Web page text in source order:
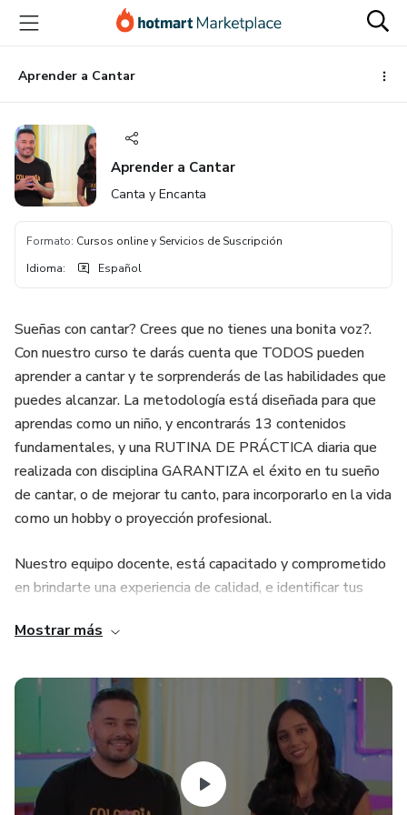
principal
página
de
página
Aprender a Cantar
Aprender a Cantar
Canta y Encanta
Formato: Cursos online y Servicios de Suscripción
Idioma: Español
Sueñas con cantar? Crees que no tienes una bonita voz?.
Con nuestro curso te darás cuenta que TODOS pueden
aprender a cantar y te sorprenderás de las habilidades que
puedes alcanzar. La metodología está diseñada para que
aprendas como un niño, y encontrarás 13 contenidos
fundamentales, y una RUTINA DE PRÁCTICA diaria que
realizada con disciplina GARANTIZA el éxito en tu sueño
de cantar, o de mejorar tu canto, para incorporarlo en la vida
como un hobby o proyección profesional.
Nuestro equipo docente, está capacitado y comprometido
en brindarte una experiencia de calidad, e identificar tus
realmente un aporte concreto a disfrutar la magia de
experiencia y los múltiples premios y reconocimientos
nacionales e internacionales nos permiten ofrecer esta
actividad como una fuente de disfrute, pero con el
cumplimiento de un objetivo concreto para tu crecimiento
personal y artístico.
Mostrar más